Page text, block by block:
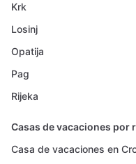
Krk
Losinj
Opatija
Pag
Rijeka
Casas de vacaciones por
Casa de vacaciones en